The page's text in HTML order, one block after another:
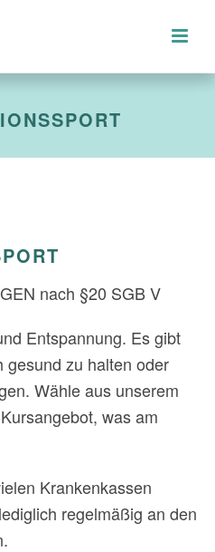
nach §20 SGB V
Entspannung. Es gibt
gesund zu halten oder
Wähle aus unserem
was am
Krankenkassen
regelmäßig an den